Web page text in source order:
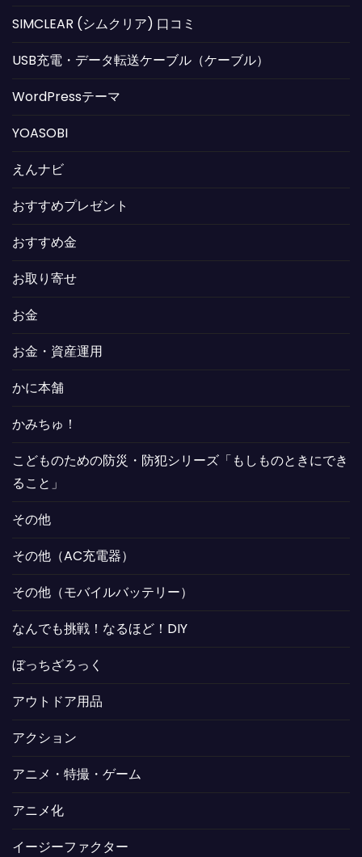
SIMCLEAR (シムクリア) 口コミ
USB充電・データ転送ケーブル（ケーブル）
WordPressテーマ
YOASOBI
えんナビ
おすすめプレゼント
おすすめ金
お取り寄せ
お金
お金・資産運用
かに本舗
かみちゅ！
こどものための防災・防犯シリーズ「もしものときにでき
ること」
その他
その他（AC充電器）
その他（モバイルバッテリー）
なんでも挑戦！なるほど！DIY
ぼっちざろっく
アウトドア用品
アクション
アニメ・特撮・ゲーム
アニメ化
イージーファクター